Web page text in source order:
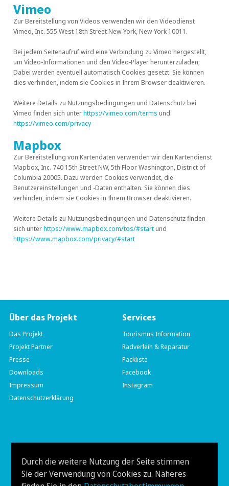
Vimeo
Zur Bereitstellung von Videos verwenden wir den Videodienst
Vimeo, Inc. 555 West 18th Street New York, New York 10011.
Bei jedem Seitenaufruf wird eine Verbindung zu Vimeo hergestellt,
um Video-Informationen und den Video-Player herunterzuladen;
Dabei werden eventuell automatisch Cookies gesetzt. Sie können
dies verhinden, indem sie Cookies in Ihrem Browser deaktivieren.
Weitere Details zu Nutzungsbedingungen und Datenschutz bei
Vimeo finden sich unterhttps://vimeo.com/terms und
https://vimeo.com/privacy
Mapbox
Zur Bereitstellung von Kartendaten verwenden wir den Kartendienst
Mapbox, Inc. 740 15th Street NW, 5th Floor Washington, District of
Columbia 20005. Dazu werden Cookies verwendet, die
Benutzereinstellungen und -Daten enthalten. Sie können dies
verhinden, indem sie Cookies in Ihrem Browser deaktivieren.
Weitere Details zu Nutzungsbedingungen und Datenschutz finden
sich unterhttps://www.mapbox.com/tos/#startund
https://www.mapbox.com/privacy/#start
Über das Projekt
Das Projekt
Projekt Partner
Presse
Downloads
Impressum
Datenschutzerklärung
Services
Tourismus Information
Radverleih & Reparatur
Packliste
Facebook
Instagram
Hauptstraße 204
A-9210 Pörtschach
Tel. +43 (0) 677 641 454 53
info@muenchen-venezia.info
Durch die weitere Nutzung der Seite stimmen
Sie der Verwendung von Cookies zu. Näheres